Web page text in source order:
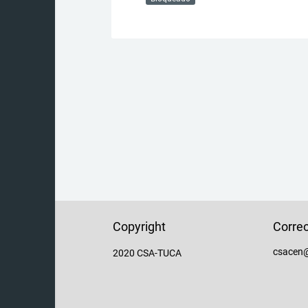
Copyright
2020 CSA-TUCA